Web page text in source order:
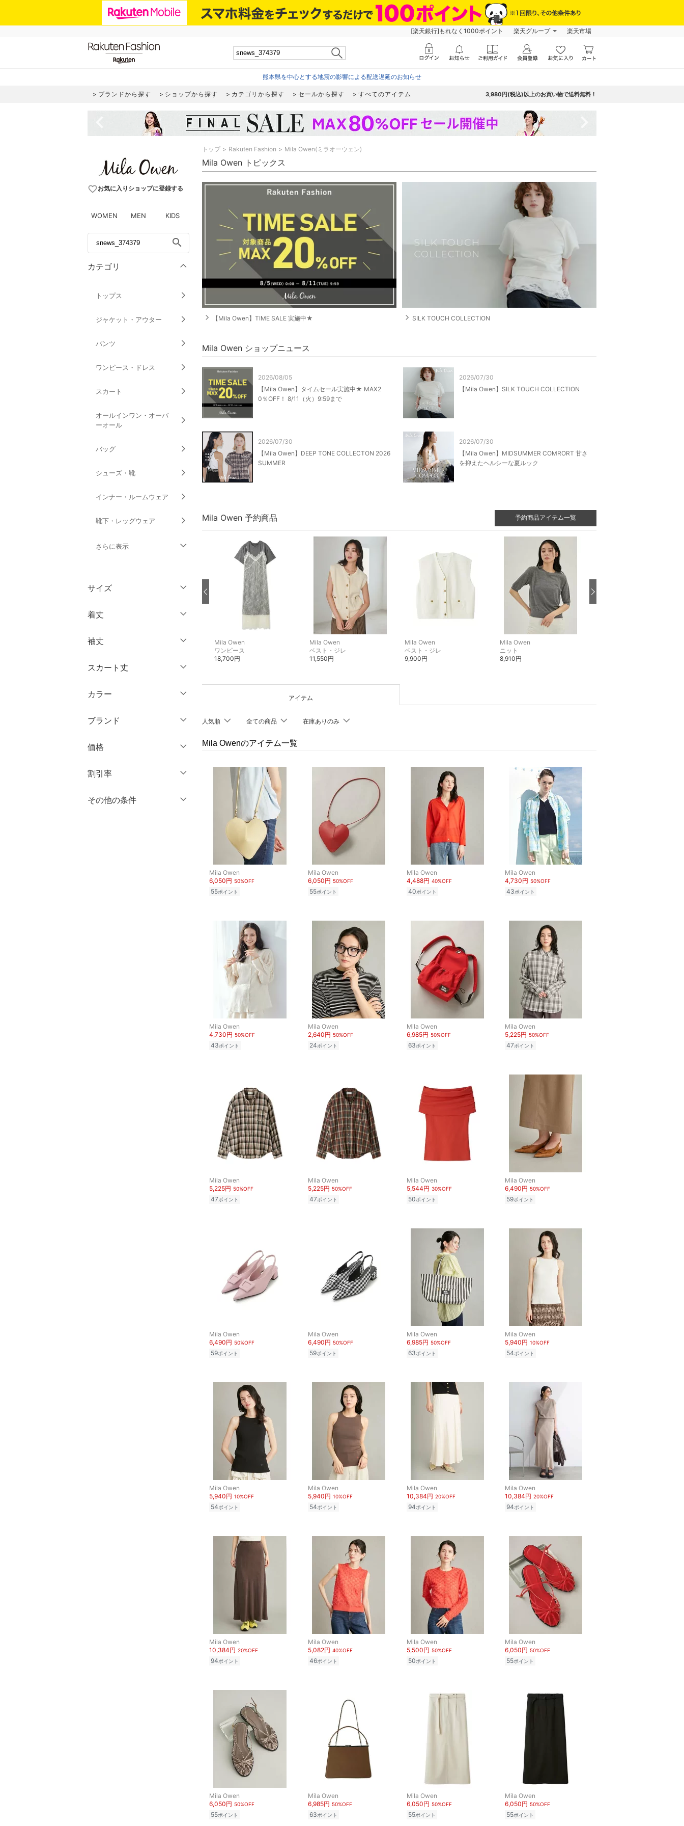
[楽天銀行]もれなく1000ポイント 楽天グループ 楽天市場
熊本県を中心とする地震の影響による配送遅延のお知らせ
ブランドから探す ショップから探す カテゴリから探す セールから探す すべてのアイテム 3,980円(税込)以上のお買い物で送料無料！
favorite_borderお気に入りショップに登録する
WOMEN MEN KIDS
search
カテゴリ
トップス
ジャケット・アウター
パンツ
ワンピース・ドレス
スカート
オールインワン・オーバ
ーオール
バッグ
シューズ・靴
インナー・ルームウェア
靴下・レッグウェア
さらに表示
アクセサリー・腕時計
財布・ポーチ・ケース
帽子
ヘアアクセサリー
マタニティウェア・ベビ
ー用品
スーツ・フォーマル
水着・スイムグッズ
着物・浴衣・和装小物
スキンケア
サイズ
ウェア（S/M/L）
M
XL
着丈
ショート丈
ミドル丈
袖丈
ノースリーブ
半袖
長袖
スカート丈
ミニ丈・ショート丈
膝丈・ミディ丈
ロング丈・マキシ丈
カラー
クリア
ブランド
価格
絞り込み
割引率
％OFF～ ％OFF
その他の条件
トップ Rakuten Fashion Mila Owen(ミラオーウェン)
Mila Owen トピックス
navigate_next 【Mila Owen】TIME SALE 実施中★ navigate_next SILK TOUCH COLLECTION
Mila Owen ショップニュース
2026/08/05
【Mila Owen】タイムセール実施中★ MAX2
0％OFF！ 8/11（火）9:59まで
2026/07/30
【Mila Owen】SILK TOUCH COLLECTION
2026/07/30
【Mila Owen】DEEP TONE COLLECTON 2026
SUMMER
2026/07/30
【Mila Owen】MIDSUMMER COMRORT 甘さ
を抑えたヘルシーな夏ルック
Mila Owen 予約商品 予約商品アイテム一覧
Mila Owen
ワンピース
18,700円
Mila Owen
ベスト・ジレ
11,550円
Mila Owen
ベスト・ジレ
9,900円
Mila Owen
ニット
8,910円
アイテム
人気順 全ての商品 在庫ありのみ
Mila Owenのアイテム一覧
Mila Owen
6,050円 50%OFF
55ポイント
Mila Owen
6,050円 50%OFF
55ポイント
Mila Owen
4,488円 40%OFF
40ポイント
Mila Owen
4,730円 50%OFF
43ポイント
Mila Owen
4,730円 50%OFF
43ポイント
Mila Owen
2,640円 50%OFF
24ポイント
Mila Owen
6,985円 50%OFF
63ポイント
Mila Owen
5,225円 50%OFF
47ポイント
Mila Owen
5,225円 50%OFF
47ポイント
Mila Owen
5,225円 50%OFF
47ポイント
Mila Owen
5,544円 30%OFF
50ポイント
Mila Owen
6,490円 50%OFF
59ポイント
Mila Owen
6,490円 50%OFF
59ポイント
Mila Owen
6,490円 50%OFF
59ポイント
Mila Owen
6,985円 50%OFF
63ポイント
Mila Owen
5,940円 10%OFF
54ポイント
Mila Owen
5,940円 10%OFF
54ポイント
Mila Owen
5,940円 10%OFF
54ポイント
Mila Owen
10,384円 20%OFF
94ポイント
Mila Owen
10,384円 20%OFF
94ポイント
Mila Owen
10,384円 20%OFF
94ポイント
Mila Owen
5,082円 40%OFF
46ポイント
Mila Owen
5,500円 50%OFF
50ポイント
Mila Owen
6,050円 50%OFF
55ポイント
Mila Owen
6,050円 50%OFF
55ポイント
Mila Owen
6,985円 50%OFF
63ポイント
Mila Owen
6,050円 50%OFF
55ポイント
Mila Owen
6,050円 50%OFF
55ポイント